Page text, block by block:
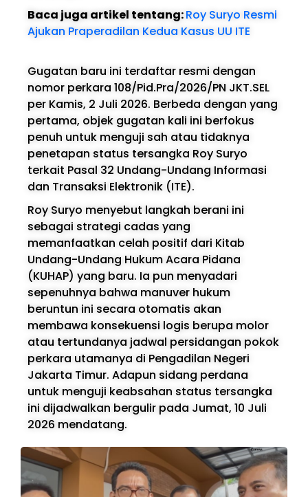
Baca juga artikel tentang:Roy Suryo Resmi
Ajukan Praperadilan Kedua Kasus UU ITE
Gugatan baru ini terdaftar resmi dengan
nomor perkara 108/Pid.Pra/2026/PN JKT.SEL
per Kamis, 2 Juli 2026. Berbeda dengan yang
pertama, objek gugatan kali ini berfokus
penuh untuk menguji sah atau tidaknya
penetapan status tersangka Roy Suryo
terkait Pasal 32 Undang-Undang Informasi
dan Transaksi Elektronik (ITE).
Roy Suryo menyebut langkah berani ini
sebagai strategi cadas yang
memanfaatkan celah positif dari Kitab
Undang-Undang Hukum Acara Pidana
(KUHAP) yang baru. Ia pun menyadari
sepenuhnya bahwa manuver hukum
beruntun ini secara otomatis akan
membawa konsekuensi logis berupa molor
atau tertundanya jadwal persidangan pokok
perkara utamanya di Pengadilan Negeri
Jakarta Timur. Adapun sidang perdana
untuk menguji keabsahan status tersangka
ini dijadwalkan bergulir pada Jumat, 10 Juli
2026 mendatang.